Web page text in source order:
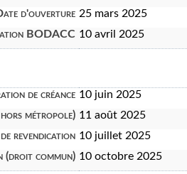
d'ouverture 25 mars 2025
BODACC 10 avril 2025
de créance 10 juin 2025
hors métropole) 11 août 2025
de revendication 10 juillet 2025
(droit commun) 10 octobre 2025